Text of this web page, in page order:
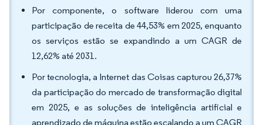
Por componente, o software liderou com uma
participação de receita de 44,53% em 2025, enquanto
os serviços estão se expandindo a um CAGR de
12,62% até 2031.
Por tecnologia, a Internet das Coisas capturou 26,37%
da participação do mercado de transformação digital
em 2025, e as soluções de inteligência artificial e
aprendizado de máquina estão escalando a um CAGR